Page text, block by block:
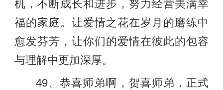
机，不断成长和进步，努力经营美满幸
福的家庭。让爱情之花在岁月的磨练中
愈发芬芳，让你们的爱情在彼此的包容
与理解中更加深厚。
49、恭喜师弟啊，贺喜师弟，正式